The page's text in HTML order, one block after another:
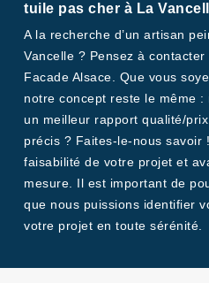
tuile pas cher à La
A la recherche d’un artisan
Vancelle ? Pensez à contacter
Facade Alsace. Que vous
notre concept reste le même
un meilleur rapport qualité/
précis ? Faites-le-nous savoir
faisabilité de votre projet et
mesure. Il est important de
que nous puissions identifier
votre projet en toute sérénité.